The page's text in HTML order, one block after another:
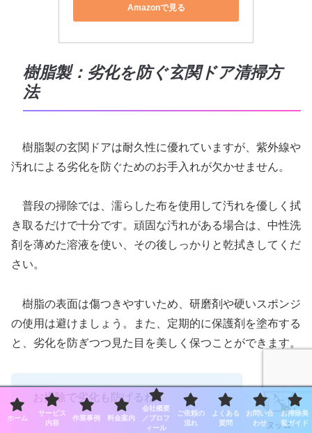
Amazonで見る
樹脂製：劣化を防ぐ玄関ドア清掃方
法
樹脂製の玄関ドアは耐久性に優れていますが、紫外線や
汚れによる劣化を防ぐためのお手入れが欠かせません。
普段の掃除では、濡らした布を使用して汚れを優しく拭
き取るだけで十分です。頑固な汚れがある場合は、中性洗
剤を薄めた溶液を使い、その後しっかりと乾拭きしてくだ
さい。
樹脂の表面は傷つきやすいため、研磨剤や硬いスポンジ
の使用は避けましょう。また、定期的に保護剤を塗布する
と、劣化を防ぎつつ見た目を美しく保つことができます。
お掃除で劣化も防げるね！
ホーム
サービス
内容
作業事例 料金案内
会社概要
／プロフ
ィール
ご依頼の
流れ
よくある
質問
お問い合
わせ
お掃除美
装ガイド